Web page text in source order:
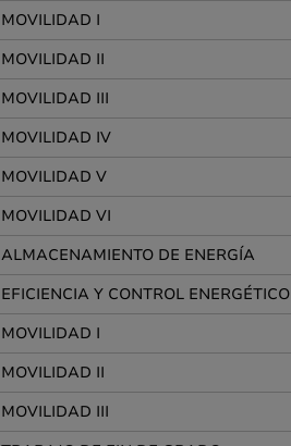
MOVILIDAD I
MOVILIDAD II
MOVILIDAD III
MOVILIDAD IV
MOVILIDAD V
MOVILIDAD VI
ALMACENAMIENTO DE ENERGÍA
EFICIENCIA Y CONTROL ENERGÉTICO
MOVILIDAD I
MOVILIDAD II
MOVILIDAD III